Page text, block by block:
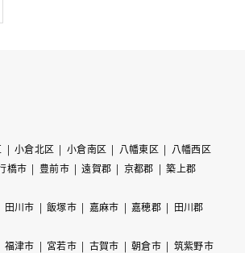
小倉北区 小倉南区 八幡東区
八幡西区
橋市 豊前市 遠賀郡 京都郡
築上郡
田川市 飯塚市 嘉麻市 嘉穂郡
田川郡
福津市 宮若市 古賀市 朝倉市
筑紫野市